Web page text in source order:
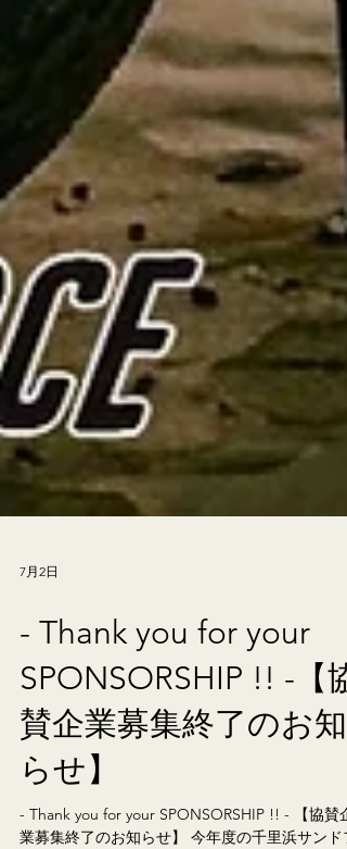
7月2日
- Thank you for your
SPONSORSHIP !! -【協
賛企業募集終了のお知
らせ】